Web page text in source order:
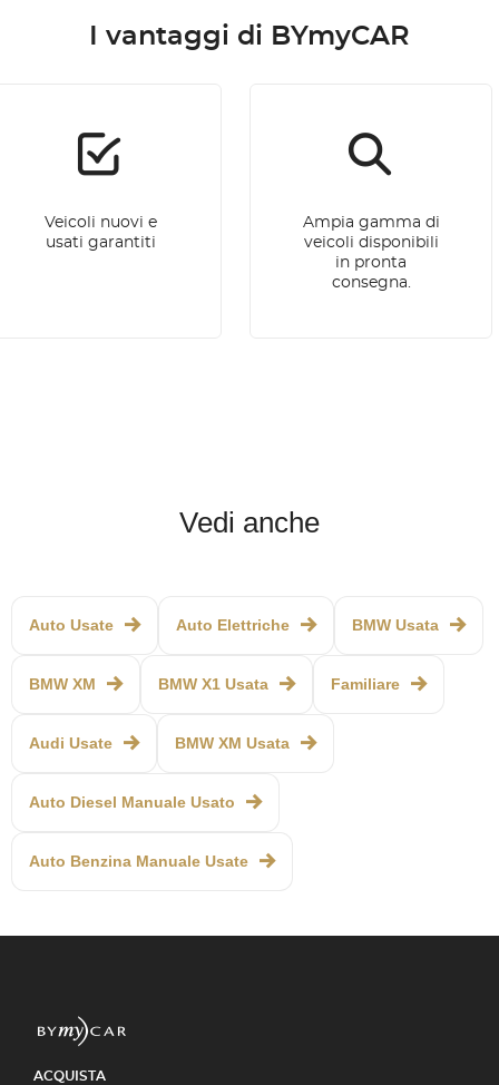
I vantaggi di BYmyCAR
Veicoli nuovi e
usati garantiti
Ampia gamma di
veicoli disponibili
in pronta
consegna.
Vedi anche
Auto Usate Auto Elettriche BMW Usata
BMW XM BMW X1 Usata Familiare
Audi Usate BMW XM Usata
Auto Diesel Manuale Usato
Auto Benzina Manuale Usate
ACQUISTA